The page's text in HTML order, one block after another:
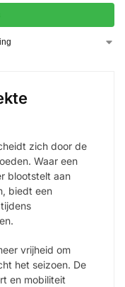
zich door de
Waar een
blootstelt aan
biedt een
vrijheid om
het seizoen. De
en mobiliteit